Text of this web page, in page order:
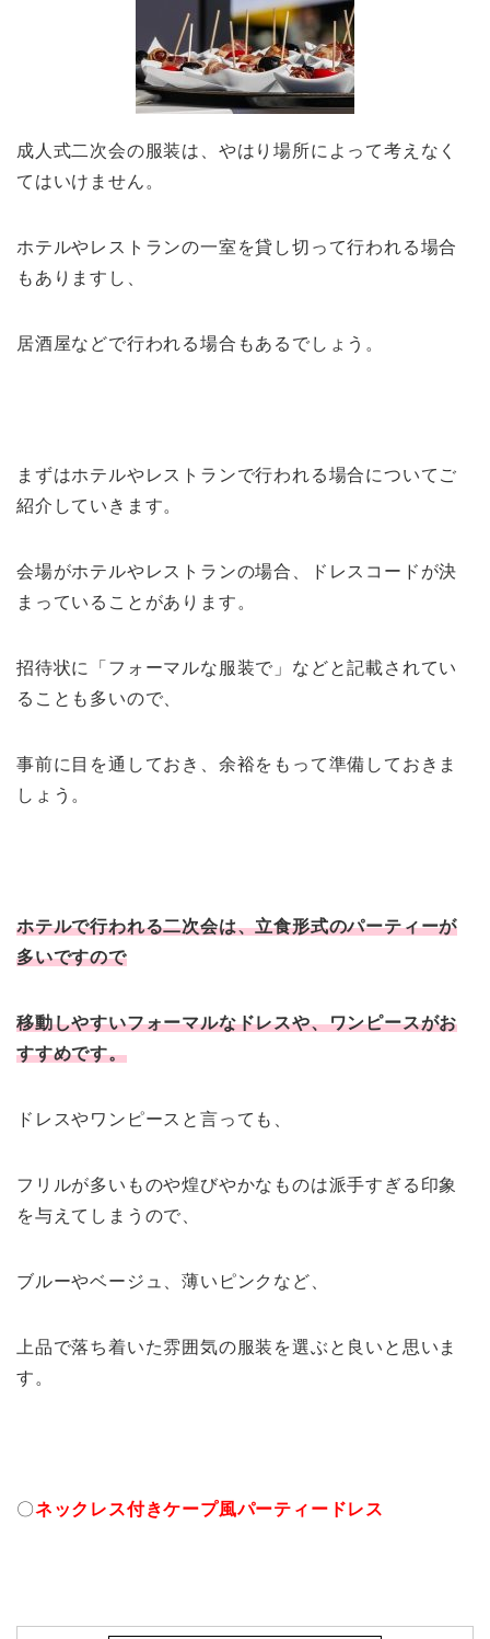
成人式二次会の服装は、やはり場所によって考えなく
てはいけません。
ホテルやレストランの一室を貸し切って行われる場合
もありますし、
居酒屋などで行われる場合もあるでしょう。
まずはホテルやレストランで行われる場合についてご
紹介していきます。
会場がホテルやレストランの場合、ドレスコードが決
まっていることがあります。
招待状に「フォーマルな服装で」などと記載されてい
ることも多いので、
事前に目を通しておき、余裕をもって準備しておきま
しょう。
ホテルで行われる二次会は、立食形式のパーティーが
多いですので
移動しやすいフォーマルなドレスや、ワンピースがお
すすめです。
ドレスやワンピースと言っても、
フリルが多いものや煌びやかなものは派手すぎる印象
を与えてしまうので、
ブルーやベージュ、薄いピンクなど、
上品で落ち着いた雰囲気の服装を選ぶと良いと思いま
す。
〇ネックレス付きケープ風パーティードレス